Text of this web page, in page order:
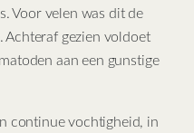
Voor velen was dit de
Achteraf gezien voldoet
aan een gunstige
continue vochtigheid, in